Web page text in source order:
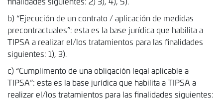
b) “Ejecución de un contrato / aplicación de medidas
precontractuales”: esta es la base jurídica que habilita a
TIPSA a realizar el/los tratamientos para las finalidades
siguientes: 1), 3).
c) “Cumplimento de una obligación legal aplicable a
TIPSA”: esta es la base jurídica que habilita a TIPSA a
realizar el/los tratamientos para las finalidades siguientes: